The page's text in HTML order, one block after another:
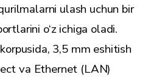
ulash uchun bir
o‘z ichiga oladi.
3,5 mm eshitish
va Ethernet (LAN)